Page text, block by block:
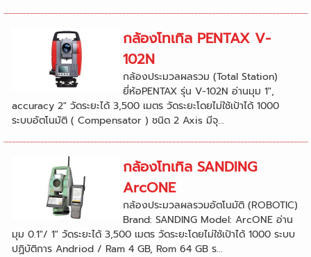
กล้องโทเทิล PENTAX V-
102N
กล้องประมวลผลรวม (Total Station)
ยี่ห้อPENTAX รุ่น V-102N อ่านมุม 1",
accuracy 2" วัดระยะได้ 3,500 เมตร วัดระยะโดยไม่ใช้เป้าได้ 1000
ระบบอัตโนมัติ ( Compensator ) ชนิด 2 Axis มีจุ...
กล้องโทเทิล SANDING
ArcONE
กล้องประมวลผลรวมอัตโนมัติ (ROBOTIC)
Brand: SANDING Model: ArcONE อ่าน
มุม 0.1"/ 1" วัดระยะได้ 3,500 เมตร วัดระยะโดยไม่ใช้เป้าได้ 1000 ระบบ
ปฏิบัติการ Andriod / Ram 4 GB, Rom 64 GB ร...